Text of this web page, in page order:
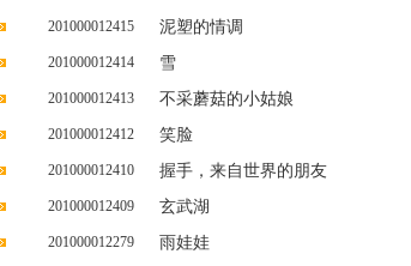
201000012415 泥塑的情调
201000012414 雪
201000012413 不采蘑菇的小姑娘
201000012412 笑脸
201000012410 握手，来自世界的朋友
201000012409 玄武湖
201000012279 雨娃娃